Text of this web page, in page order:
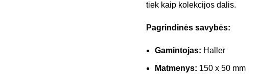
tiek kaip kolekcijos dalis.
Pagrindinės savybės:
Gamintojas: Haller
Matmenys: 150 x 50 mm